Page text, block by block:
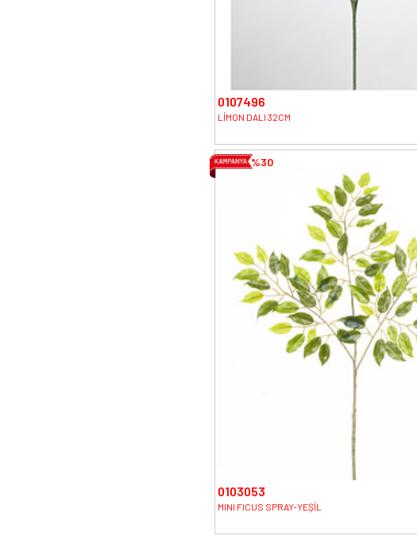
0107496
LİMON DALI 32CM
%30
0103053
MINI FICUS SPRAY-YEŞİL